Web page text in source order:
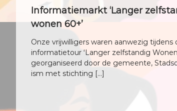
Informatiemarkt ‘Langer
wonen 60+’
Onze vrijwilligers waren aanwezig tijdens
informatietour ‘Langer zelfstandig Wonen
georganiseerd door de gemeente,
ism met stichting […]